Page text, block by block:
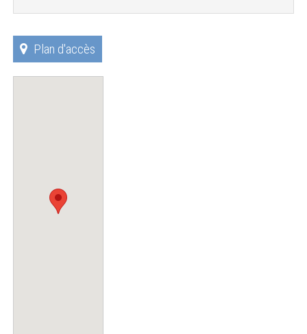
Plan d'accès